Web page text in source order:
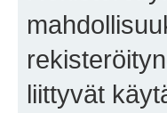
liittyvät